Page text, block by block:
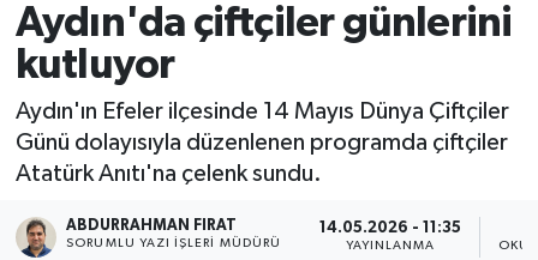
Aydın'da çiftçiler günlerini
kutluyor
Aydın'ın Efeler ilçesinde 14 Mayıs Dünya Çiftçiler
Günü dolayısıyla düzenlenen programda çiftçiler
Atatürk Anıtı'na çelenk sundu.
ABDURRAHMAN FIRAT
SORUMLU YAZI İŞLERI MÜDÜRÜ
14.05.2026 - 11:35
YAYINLANMA
Son Dakika Haberleri
Haber Arşivi